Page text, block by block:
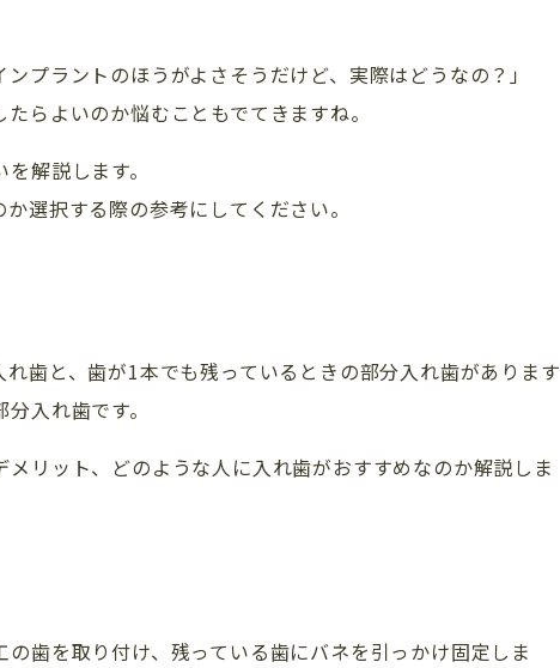
プラントのほうがよさそうだけど、実際はどうなの？」
らよいのか悩むこともでてきますね。
解説します。
選択する際の参考にしてください。
歯と、歯が1本でも残っているときの部分入れ歯があります
入れ歯です。
リット、どのような人に入れ歯がおすすめなのか解説しま
歯を取り付け、残っている歯にバネを引っかけ固定しま